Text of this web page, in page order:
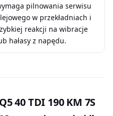
pilnowania serwisu
w przekładniach i
reakcji na wibracje
hałasy z napędu.
40 TDI 190 KM 7S